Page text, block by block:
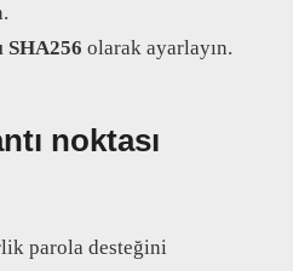
SHA256 olarak ayarlayın.
noktası
parola desteğini